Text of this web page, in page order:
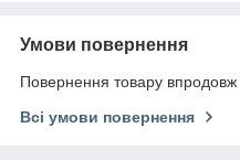
Умови повернення
Повернення товару впродовж
Всі умови повернення